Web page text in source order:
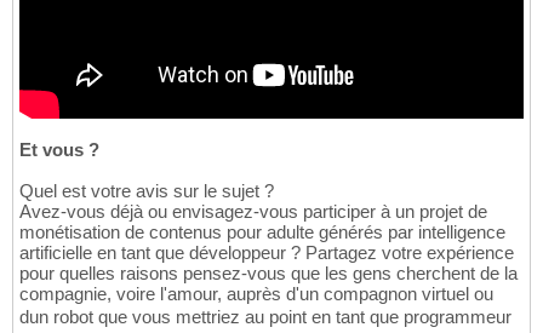
Et vous ?
Quel est votre avis sur le sujet ?
Avez-vous déjà ou envisagez-vous participer à un projet de
monétisation de contenus pour adulte générés par intelligence
artificielle en tant que développeur ? Partagez votre expérience
pour quelles raisons pensez-vous que les gens cherchent de la
compagnie, voire l'amour, auprès d'un compagnon virtuel ou
dun robot que vous mettriez au point en tant que programmeur